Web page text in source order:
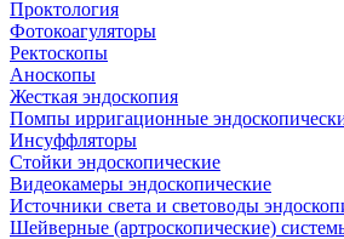
Проктология
Фотокоагуляторы
Ректоскопы
Аноскопы
Жесткая эндоскопия
Помпы ирригационные
Инсуффляторы
Стойки эндоскопические
Видеокамеры эндоскопические
Источники света и световоды
Шейверные (артроскопические)